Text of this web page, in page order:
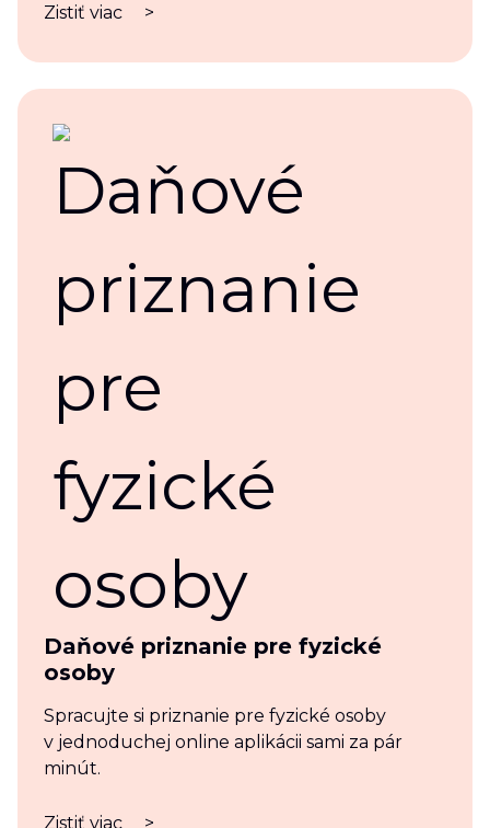
Zistiť viac >
Daňové priznanie pre fyzické
osoby
Spracujte si priznanie pre fyzické osoby
v jednoduchej online aplikácii sami za pár
minút.
Zistiť viac >